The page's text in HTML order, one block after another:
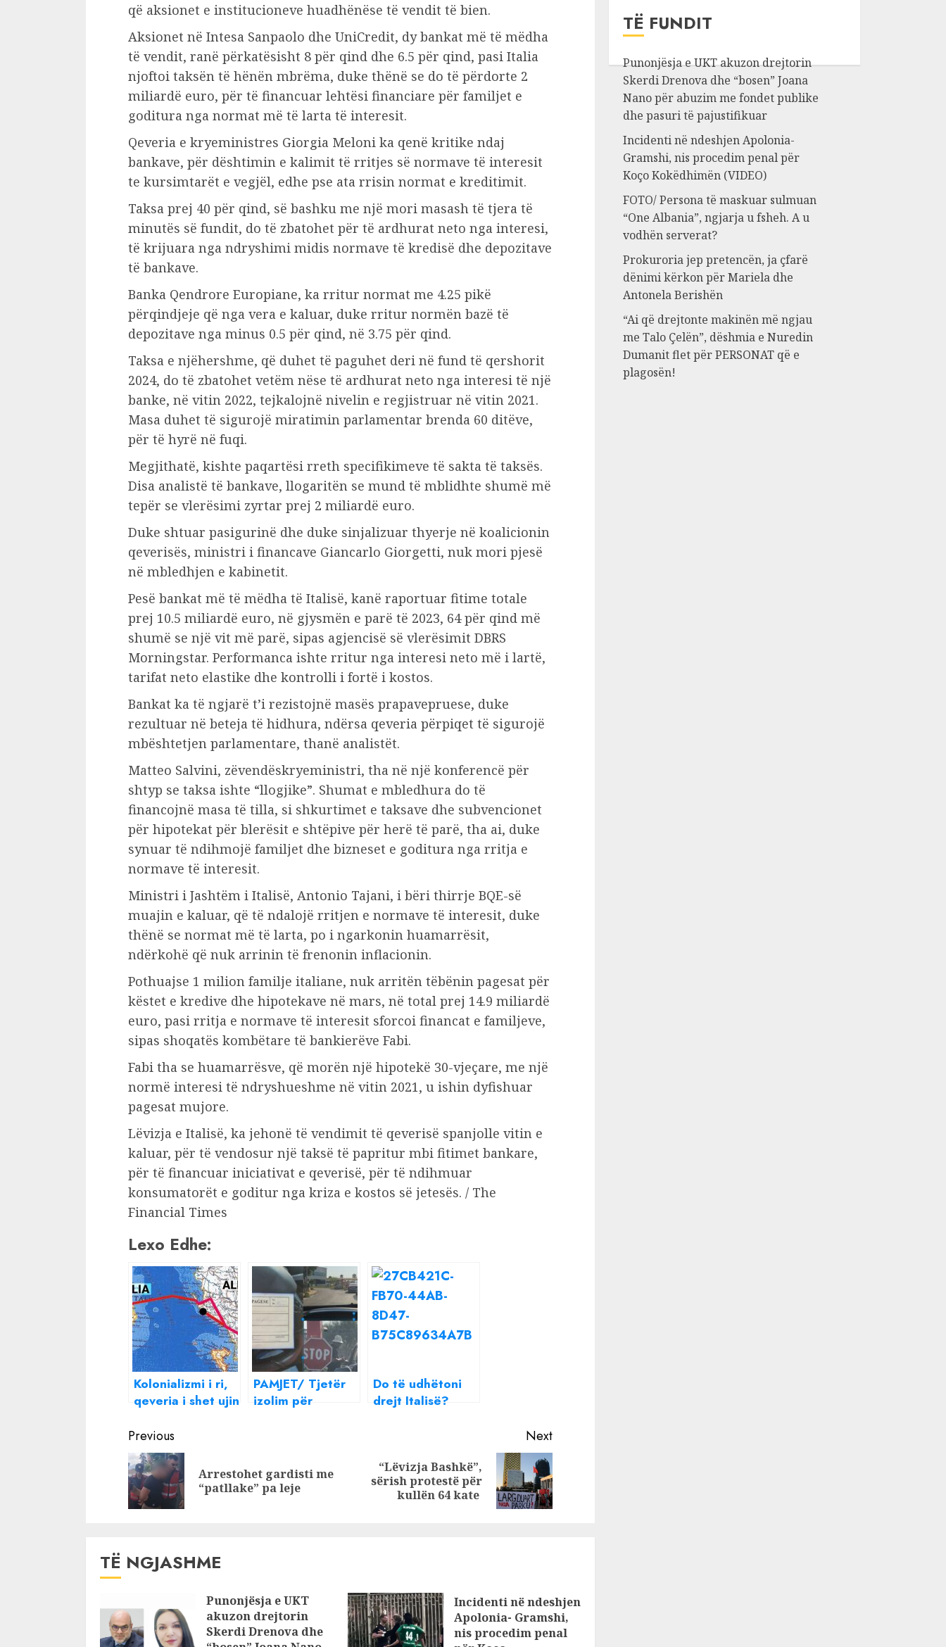
që aksionet e institucioneve huadhënëse të vendit të bien.
Aksionet në Intesa Sanpaolo dhe UniCredit, dy bankat më të mëdha
të vendit, ranë përkatësisht 8 për qind dhe 6.5 për qind, pasi Italia
njoftoi taksën të hënën mbrëma, duke thënë se do të përdorte 2
miliardë euro, për të financuar lehtësi financiare për familjet e
goditura nga normat më të larta të interesit.
Qeveria e kryeministres Giorgia Meloni ka qenë kritike ndaj
bankave, për dështimin e kalimit të rritjes së normave të interesit
te kursimtarët e vegjël, edhe pse ata rrisin normat e kreditimit.
Taksa prej 40 për qind, së bashku me një mori masash të tjera të
minutës së fundit, do të zbatohet për të ardhurat neto nga interesi,
të krijuara nga ndryshimi midis normave të kredisë dhe depozitave
të bankave.
Banka Qendrore Europiane, ka rritur normat me 4.25 pikë
përqindjeje që nga vera e kaluar, duke rritur normën bazë të
depozitave nga minus 0.5 për qind, në 3.75 për qind.
Taksa e njëhershme, që duhet të paguhet deri në fund të qershorit
2024, do të zbatohet vetëm nëse të ardhurat neto nga interesi të një
banke, në vitin 2022, tejkalojnë nivelin e regjistruar në vitin 2021.
Masa duhet të sigurojë miratimin parlamentar brenda 60 ditëve,
për të hyrë në fuqi.
Megjithatë, kishte paqartësi rreth specifikimeve të sakta të taksës.
Disa analistë të bankave, llogaritën se mund të mblidhte shumë më
tepër se vlerësimi zyrtar prej 2 miliardë euro.
Duke shtuar pasigurinë dhe duke sinjalizuar thyerje në koalicionin
qeverisës, ministri i financave Giancarlo Giorgetti, nuk mori pjesë
në mbledhjen e kabinetit.
Pesë bankat më të mëdha të Italisë, kanë raportuar fitime totale
prej 10.5 miliardë euro, në gjysmën e parë të 2023, 64 për qind më
shumë se një vit më parë, sipas agjencisë së vlerësimit DBRS
Morningstar. Performanca ishte rritur nga interesi neto më i lartë,
tarifat neto elastike dhe kontrolli i fortë i kostos.
Bankat ka të ngjarë t’i rezistojnë masës prapavepruese, duke
rezultuar në beteja të hidhura, ndërsa qeveria përpiqet të sigurojë
mbështetjen parlamentare, thanë analistët.
Matteo Salvini, zëvendëskryeministri, tha në një konferencë për
shtyp se taksa ishte “llogjike”. Shumat e mbledhura do të
financojnë masa të tilla, si shkurtimet e taksave dhe subvencionet
për hipotekat për blerësit e shtëpive për herë të parë, tha ai, duke
synuar të ndihmojë familjet dhe bizneset e goditura nga rritja e
normave të interesit.
Ministri i Jashtëm i Italisë, Antonio Tajani, i bëri thirrje BQE-së
muajin e kaluar, që të ndalojë rritjen e normave të interesit, duke
thënë se normat më të larta, po i ngarkonin huamarrësit,
ndërkohë që nuk arrinin të frenonin inflacionin.
Pothuajse 1 milion familje italiane, nuk arritën tëbënin pagesat për
këstet e kredive dhe hipotekave në mars, në total prej 14.9 miliardë
euro, pasi rritja e normave të interesit sforcoi financat e familjeve,
sipas shoqatës kombëtare të bankierëve Fabi.
Fabi tha se huamarrësve, që morën një hipotekë 30-vjeçare, me një
normë interesi të ndryshueshme në vitin 2021, u ishin dyfishuar
pagesat mujore.
Lëvizja e Italisë, ka jehonë të vendimit të qeverisë spanjolle vitin e
kaluar, për të vendosur një taksë të papritur mbi fitimet bankare,
për të financuar iniciativat e qeverisë, për të ndihmuar
konsumatorët e goditur nga kriza e kostos së jetesës. / The
Financial Times
Lexo Edhe:
Kolonializmi i ri,
qeveria i shet ujin
kontrata dhe
vendburimi që do
të merret
PAMJET/ Tjetër
izolim për
€ nëse kalojnë në
rrugën para tij
Do të udhëtoni
drejt Italisë?
Continue
Reading
Previous
Previous
Arrestohet gardisti me
“patllake” pa leje
Next
“Lëvizja Bashkë”,
sërish protestë për
kullën 64 kate
TË NGJASHME
Punonjësja e UKT
akuzon drejtorin
Skerdi Drenova dhe
Incidenti në ndeshjen
Apolonia- Gramshi,
nis procedim penal
TË FUNDIT
Punonjësja e UKT akuzon drejtorin
Skerdi Drenova dhe “bosen” Joana
Nano për abuzim me fondet publike
dhe pasuri të pajustifikuar
Incidenti në ndeshjen Apolonia-
Gramshi, nis procedim penal për
Koço Kokëdhimën (VIDEO)
FOTO/ Persona të maskuar sulmuan
“One Albania”, ngjarja u fsheh. A u
vodhën serverat?
Prokuroria jep pretencën, ja çfarë
dënimi kërkon për Mariela dhe
Antonela Berishën
“Ai që drejtonte makinën më ngjau
me Talo Çelën”, dëshmia e Nuredin
Dumanit flet për PERSONAT që e
plagosën!